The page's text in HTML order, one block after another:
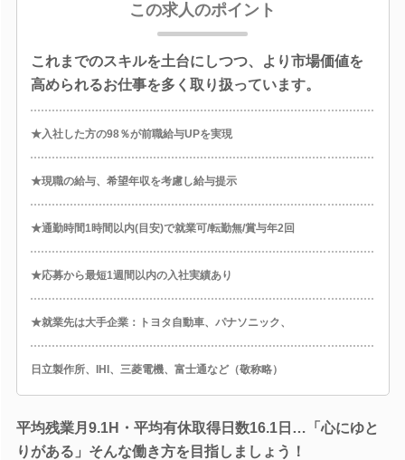
この求人のポイント
これまでのスキルを土台にしつつ、より市場価値を
高められるお仕事を多く取り扱っています。
★入社した方の98％が前職給与UPを実現
★現職の給与、希望年収を考慮し給与提示
★通勤時間1時間以内(目安)で就業可/転勤無/賞与年2回
★応募から最短1週間以内の入社実績あり
★就業先は大手企業：トヨタ自動車、パナソニック、
日立製作所、IHI、三菱電機、富士通など（敬称略）
平均残業月9.1H・平均有休取得日数16.1日…「心にゆと
りがある」そんな働き方を目指しましょう！